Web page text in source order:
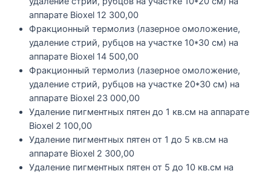
аппарате Bioxel 12 300,00
Фракционный термолиз (лазерное омоложение,
удаление стрий, рубцов на участке 10*30 см) на
аппарате Bioxel 14 500,00
Фракционный термолиз (лазерное омоложение,
удаление стрий, рубцов на участке 20*30 см) на
аппарате Bioxel 23 000,00
Удаление пигментных пятен до 1 кв.см на аппарате
Bioxel 2 100,00
Удаление пигментных пятен от 1 до 5 кв.см на
аппарате Bioxel 2 300,00
Удаление пигментных пятен от 5 до 10 кв.см на